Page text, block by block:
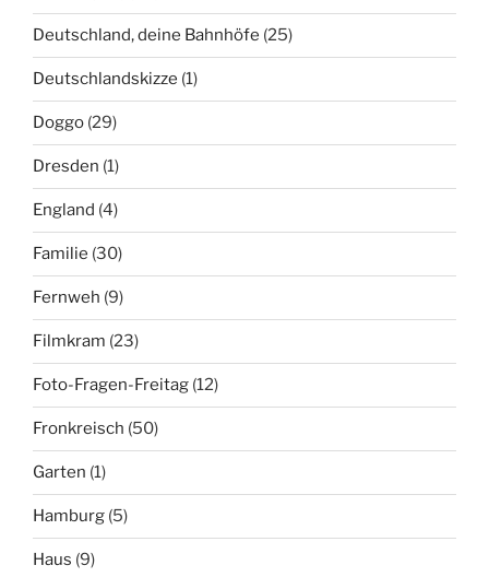
Deutschland, deine Bahnhöfe (25)
Deutschlandskizze (1)
Doggo (29)
Dresden (1)
England (4)
Familie (30)
Fernweh (9)
Filmkram (23)
Foto-Fragen-Freitag (12)
Fronkreisch (50)
Garten (1)
Hamburg (5)
Haus (9)